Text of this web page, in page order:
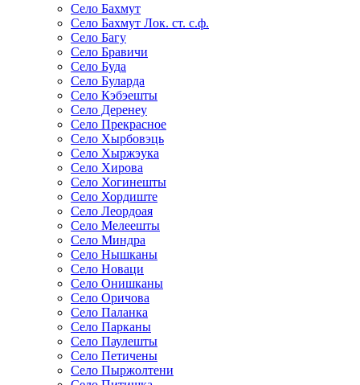
Село Бахмут
Село Бахмут Лок. ст. c.ф.
Село Багу
Село Бравичи
Село Буда
Село Буларда
Село Кэбэешты
Село Деренеу
Село Прекрасное
Село Хырбовэць
Село Хыржэука
Село Хирова
Село Хогинешты
Село Хордиште
Село Леордоая
Село Мелеешты
Село Миндра
Село Нышканы
Село Новаци
Село Онишканы
Село Оричова
Село Паланка
Село Парканы
Село Паулешты
Село Петичены
Село Пыржолтени